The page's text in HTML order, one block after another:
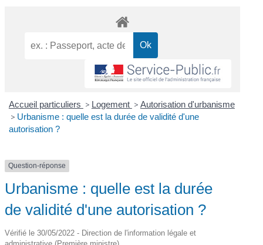
Accueil particuliers > Logement > Autorisation d'urbanisme
> Urbanisme : quelle est la durée de validité d'une
autorisation ?
Question-réponse
Urbanisme : quelle est la durée
de validité d'une autorisation ?
Vérifié le 30/05/2022 - Direction de l'information légale et